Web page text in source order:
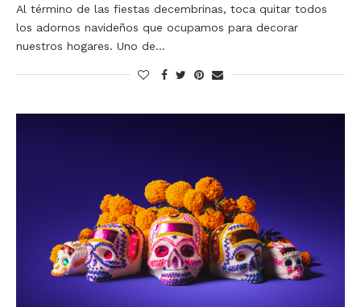
Al término de las fiestas decembrinas, toca quitar todos
los adornos navideños que ocupamos para decorar
nuestros hogares. Uno de…